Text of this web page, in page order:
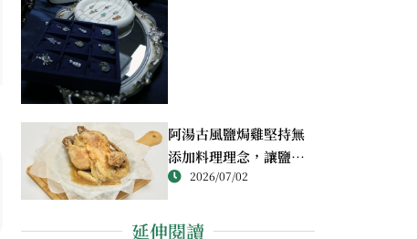
阿湯古風鹽焗雞堅持無
添加料理理念，讓鹽焗
雞回歸最純粹的風味
2026/07/02
延伸閱讀